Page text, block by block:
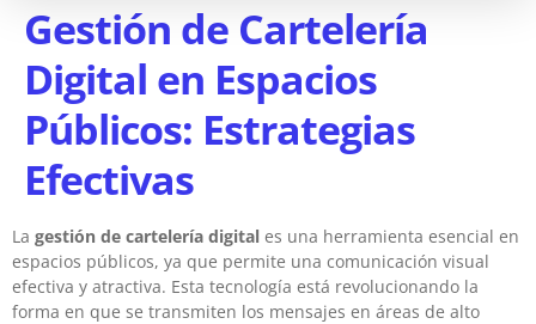
Gestión de Cartelería
Digital en Espacios
Públicos: Estrategias
Efectivas
La gestión de cartelería digital es una herramienta esencial en
espacios públicos, ya que permite una comunicación visual
efectiva y atractiva. Esta tecnología está revolucionando la
forma en que se transmiten los mensajes en áreas de alto